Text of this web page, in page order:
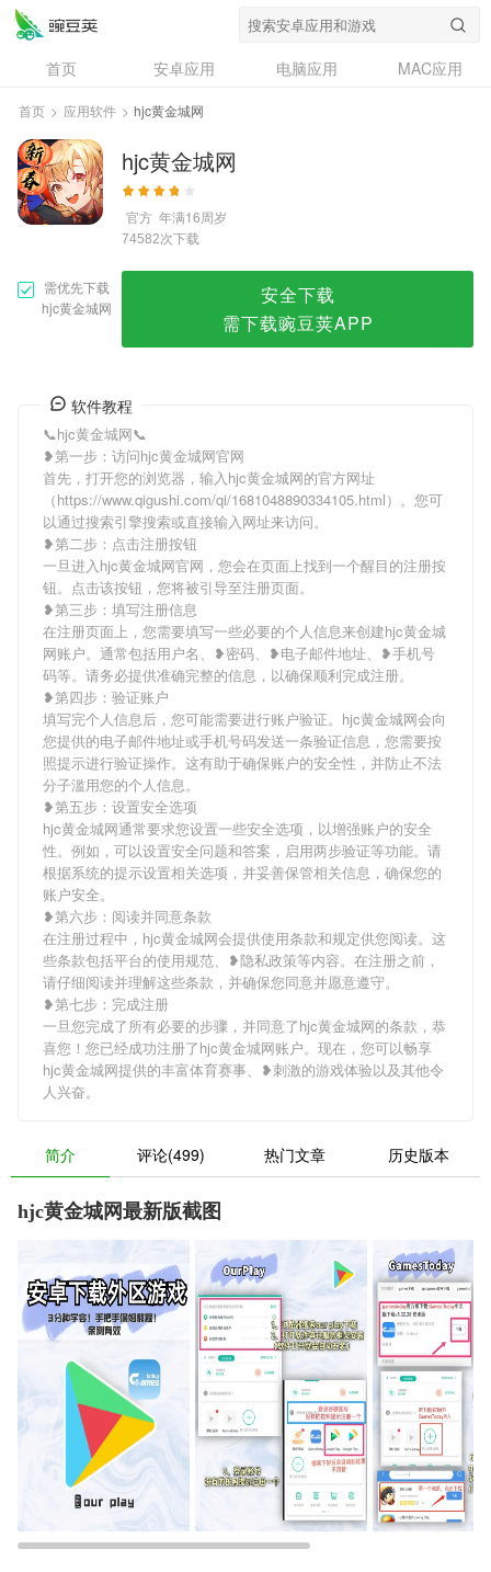
首页 安卓应用 电脑应用
MAC应用
资讯
专题
问答
首页 > 应用软件 > hjc黄金城网
hjc黄金城网
官方 年满16周岁
74582次下载
需优先下载
hjc黄金城网
安全下载
需下载豌豆荚APP
软件教程
📞hjc黄金城网📞
❥第一步：访问hjc黄金城网官网
首先，打开您的浏览器，输入hjc黄金城网的官方网址
（https://www.qigushi.com/qi/1681048890334105.html）。您可
以通过搜索引擎搜索或直接输入网址来访问。
❥第二步：点击注册按钮
一旦进入hjc黄金城网官网，您会在页面上找到一个醒目的注册按
钮。点击该按钮，您将被引导至注册页面。
❥第三步：填写注册信息
在注册页面上，您需要填写一些必要的个人信息来创建hjc黄金城
网账户。通常包括用户名、❥密码、❥电子邮件地址、❥手机号
码等。请务必提供准确完整的信息，以确保顺利完成注册。
❥第四步：验证账户
填写完个人信息后，您可能需要进行账户验证。hjc黄金城网会向
您提供的电子邮件地址或手机号码发送一条验证信息，您需要按
照提示进行验证操作。这有助于确保账户的安全性，并防止不法
分子滥用您的个人信息。
❥第五步：设置安全选项
hjc黄金城网通常要求您设置一些安全选项，以增强账户的安全
性。例如，可以设置安全问题和答案，启用两步验证等功能。请
根据系统的提示设置相关选项，并妥善保管相关信息，确保您的
账户安全。
❥第六步：阅读并同意条款
在注册过程中，hjc黄金城网会提供使用条款和规定供您阅读。这
些条款包括平台的使用规范、❥隐私政策等内容。在注册之前，
请仔细阅读并理解这些条款，并确保您同意并愿意遵守。
❥第七步：完成注册
一旦您完成了所有必要的步骤，并同意了hjc黄金城网的条款，恭
喜您！您已经成功注册了hjc黄金城网账户。现在，您可以畅享
hjc黄金城网提供的丰富体育赛事、❥刺激的游戏体验以及其他令
人兴奋。
简介 评论(499) 热门文章 历史版本
hjc黄金城网最新版截图